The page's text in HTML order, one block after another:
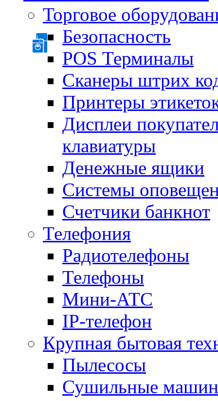
Торговое
Безопасность
POS Терминалы
Сканеры штрих
Принтеры
Дисплеи
клавиатуры
Денежные ящики
Системы
Счетчики банкнот
Телефония
Радиотелефоны
Телефоны
Мини-АТС
IP-телефон
Крупная бытовая
Пылесосы
Сушильные